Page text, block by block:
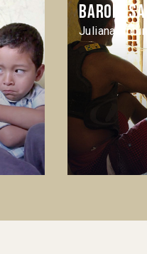
Baronesa
Juliana